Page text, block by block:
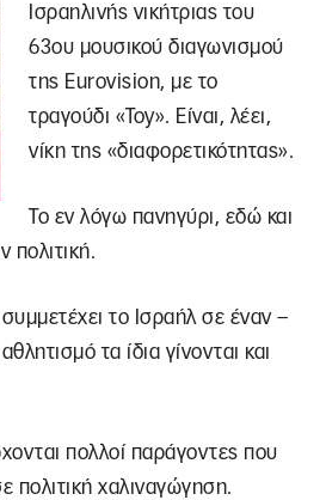
Ισραηλινής νικήτριας του
63ου μουσικού διαγωνισμού
της Eurovision, με το
τραγούδι «Toy». Είναι, λέει,
νίκη της «διαφορετικότητας».
Το εν λόγω πανηγύρι, εδώ και
πολιτική.
το Ισραήλ σε έναν –
τα ίδια γίνονται και
πολλοί παράγοντες που
πολιτική χαλιναγώγηση.